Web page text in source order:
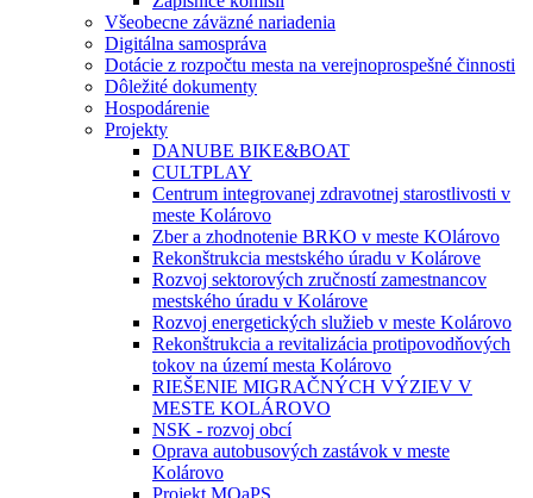
Všeobecne záväzné nariadenia
Digitálna samospráva
Dotácie z rozpočtu mesta na verejnoprospešné činnosti
Dôležité dokumenty
Hospodárenie
Projekty
DANUBE BIKE&BOAT
CULTPLAY
Centrum integrovanej zdravotnej starostlivosti v
meste Kolárovo
Zber a zhodnotenie BRKO v meste KOlárovo
Rekonštrukcia mestského úradu v Kolárove
Rozvoj sektorových zručností zamestnancov
mestského úradu v Kolárove
Rozvoj energetických služieb v meste Kolárovo
Rekonštrukcia a revitalizácia protipovodňových
tokov na území mesta Kolárovo
RIEŠENIE MIGRAČNÝCH VÝZIEV V
MESTE KOLÁROVO
NSK - rozvoj obcí
Oprava autobusových zastávok v meste
Kolárovo
Projekt MOaPS